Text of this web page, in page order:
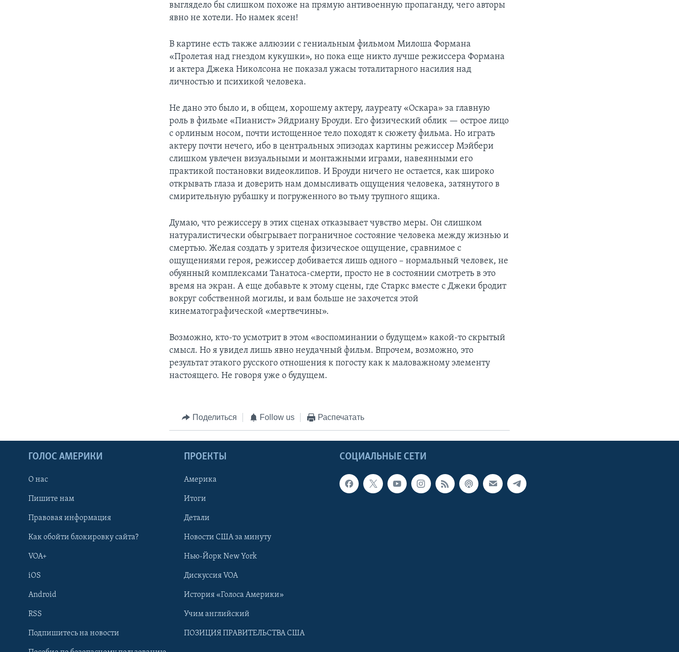
Learning English
выглядело бы слишком похоже на прямую антивоенную пропаганду, чего авторы
явно не хотели. Но намек ясен!
В картине есть также аллюзии с гениальным фильмом Милоша Формана
«Пролетая над гнездом кукушки», но пока еще никто лучше режиссера Формана
и актера Джека Николсона не показал ужасы тоталитарного насилия над
личностью и психикой человека.
Не дано это было и, в общем, хорошему актеру, лауреату «Оскара» за главную
роль в фильме «Пианист» Эйдриану Броуди. Его физический облик — острое лицо
с орлиным носом, почти истощенное тело походят к сюжету фильма. Но играть
актеру почти нечего, ибо в центральных эпизодах картины режиссер Мэйбери
слишком увлечен визуальными и монтажными играми, навеянными его
практикой постановки видеоклипов. И Броуди ничего не остается, как широко
открывать глаза и доверить нам домысливать ощущения человека, затянутого в
смирительную рубашку и погруженного во тьму трупного ящика.
Думаю, что режиссеру в этих сценах отказывает чувство меры. Он слишком
натуралистически обыгрывает пограничное состояние человека между жизнью и
смертью. Желая создать у зрителя физическое ощущение, сравнимое с
ощущениями героя, режиссер добивается лишь одного – нормальный человек, не
обуянный комплексами Танатоса-смерти, просто не в состоянии смотреть в это
время на экран. А еще добавьте к этому сцены, где Старкс вместе с Джеки бродит
вокруг собственной могилы, и вам больше не захочется этой
кинематографической «мертвечины».
Возможно, кто-то усмотрит в этом «воспоминании о будущем» какой-то скрытый
смысл. Но я увидел лишь явно неудачный фильм. Впрочем, возможно, это
результат этакого русского отношения к погосту как к маловажному элементу
настоящего. Не говоря уже о будущем.
Поделиться Follow us Распечатать
СОЦИАЛЬНЫЕ СЕТИ
ГОЛОС АМЕРИКИ
О нас
Пишите нам
Правовая информация
Как обойти блокировку сайта?
VOA+
iOS
Android
RSS
Подпишитесь на новости
ПРОЕКТЫ
Америка
Итоги
Детали
Новости США за минуту
Нью-Йорк New York
Дискуссия VOA
История «Голоса Америки»
Учим английский
ПОЗИЦИЯ ПРАВИТЕЛЬСТВА США